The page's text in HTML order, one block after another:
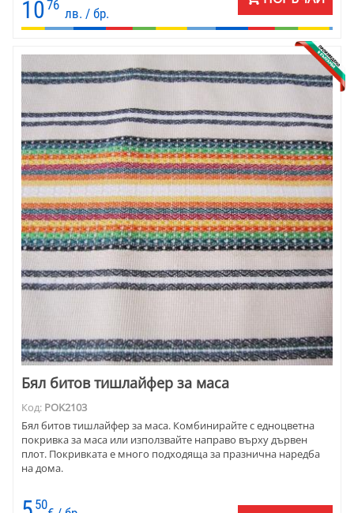
1076
лв. / бр.
Бял битов тишлайфер за маса
Код: POK2103
Бял битов тишлайфер за маса. Комбинирайте с едноцветна
покривка за маса или използвайте направо върху дървен
плот. Покривката е много подходяща за празнична наредба
на дома.
50